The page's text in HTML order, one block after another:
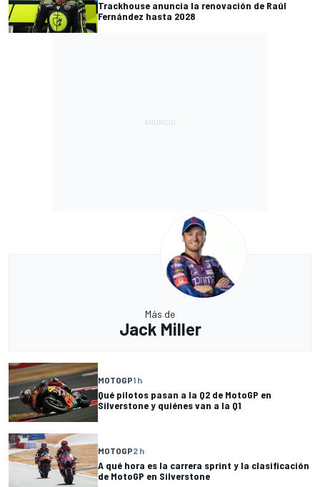
Trackhouse anuncia la renovación de Raúl
Fernández hasta 2028
Más de
Jack Miller
MOTOGP1 h
Qué pilotos pasan a la Q2 de MotoGP en
Silverstone y quiénes van a la Q1
MOTOGP2 h
A qué hora es la carrera sprint y la clasificación
de MotoGP en Silverstone